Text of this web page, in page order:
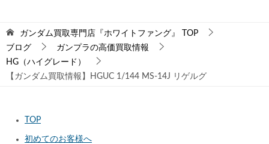
ガンダム買取専門店『ホワイトファング』
TOP
ブログ
ガンプラの高価買取情報
HG（ハイグレード）
【ガンダム買取情報】HGUC 1/144 MS-14J リゲルグ
TOP
初めてのお客様へ